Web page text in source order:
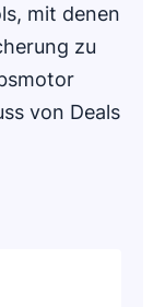
mit denen
zu
von Deals